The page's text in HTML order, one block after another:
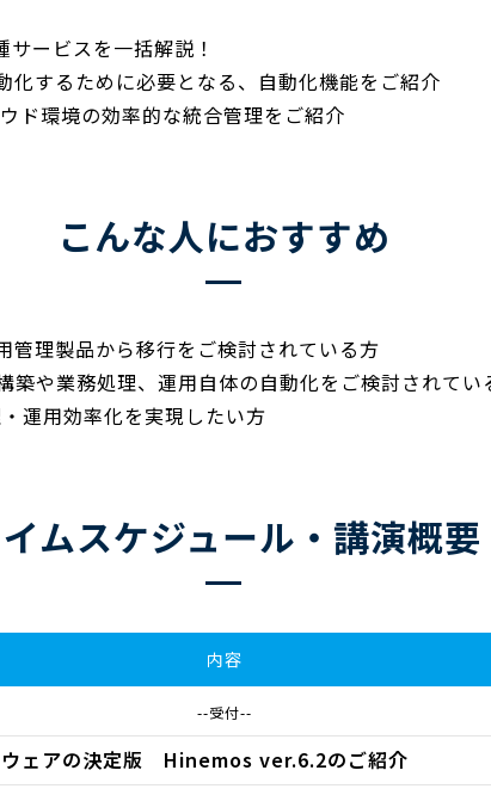
ービスを一括解説！
化するために必要となる、自動化機能をご紹介
ド環境の効率的な統合管理をご紹介
こんな人におすすめ
管理製品から移行をご検討されている方
築や業務処理、運用自体の自動化をご検討されてい
運用効率化を実現したい方
ムスケジュール・講演概要
内容
--受付--
ウェアの決定版 Hinemos ver.6.2のご紹介